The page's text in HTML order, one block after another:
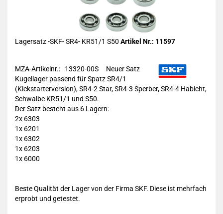
Lagersatz -SKF- SR4- KR51/1 S50 Artikel Nr.: 11597
MZA-Artikelnr.: 13320-00S
Neuer Satz
Kugellager passend für Spatz SR4/1
(Kickstarterversion), SR4-2 Star, SR4-3 Sperber, SR4-4 Habicht,
Schwalbe KR51/1 und S50.
Der Satz besteht aus 6 Lagern:
2x 6303
1x 6201
1x 6302
1x 6203
1x 6000
Beste Qualität der Lager von der Firma SKF. Diese ist mehrfach
erprobt und getestet.